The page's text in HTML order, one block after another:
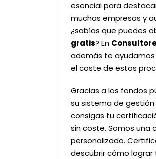
esencial para
muchas empresas y
¿sabías que puedes
gratis? En
además te
el coste de estos
Gracias a los fondos
su sistema de
consigas tu
sin coste. Somos una
personalizado.
descubrir cómo